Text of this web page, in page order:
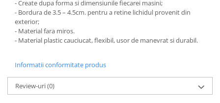
PAUL WALKER STICKER
PENTRU FETE
PRODUSE IN TRENDING
STICKERE CAPAC REZERVOR
STICKERE CRĂCIUN
STICKERE CU ANIMALE
- Create dupa forma si dimensiunile fiecarei masini;
- Bordura de 3.5 – 4.5cm. pentru a retine lichidul provenit din
exterior;
- Material fara miros.
- Material plastic cauciucat, flexibil, usor de manevrat si durabil.
Informatii conformitate produs
Review-uri(0)